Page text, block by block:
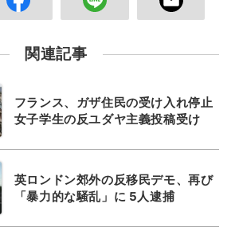
関連記事
フランス、ガザ住民の受け入れ停止
女子学生の反ユダヤ主義投稿受け
英ロンドン郊外の反移民デモ、再び
「暴力的な騒乱」に 5人逮捕